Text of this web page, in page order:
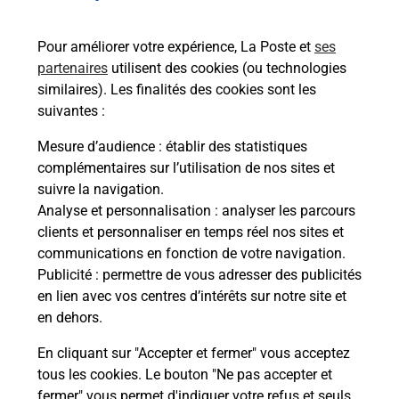
Pour améliorer votre expérience, La Poste et ses
partenaires utilisent des cookies (ou technologies
similaires). Les finalités des cookies sont les
suivantes :
Mesure d’audience : établir des statistiques
complémentaires sur l’utilisation de nos sites et
suivre la navigation.
Analyse et personnalisation : analyser les parcours
clients et personnaliser en temps réel nos sites et
communications en fonction de votre navigation.
Publicité : permettre de vous adresser des publicités
en lien avec vos centres d’intérêts sur notre site et
en dehors.
En cliquant sur "Accepter et fermer" vous acceptez
tous les cookies. Le bouton "Ne pas accepter et
Comment demander une
modification de livraison ?
Comment La Poste participe-t-elle
à votre sécurité au quotidien ?
Puis-je passer mon code de la route
avec La Poste et sous quelles
conditions ?